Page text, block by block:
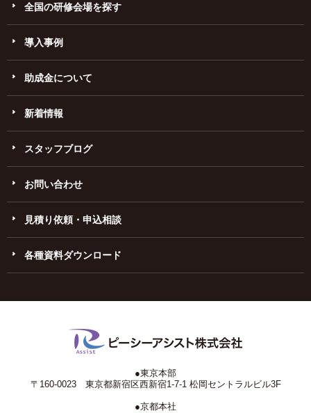
全国の研修会場を探す
導入事例
助成金について
新着情報
スタッフブログ
お問い合わせ
見積り依頼・申込相談
各種資料ダウンロード
●東京本部
〒160-0023 東京都新宿区西新宿1-7-1 松岡セントラルビル3F
●京都本社